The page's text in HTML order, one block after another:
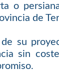
o
de
de su
sin